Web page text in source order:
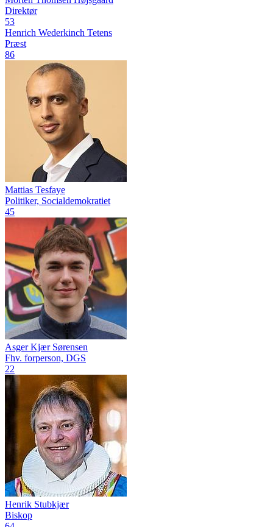
Direktør
53
Henrich Wederkinch Tetens
Præst
86
Mattias Tesfaye
Politiker, Socialdemokratiet
45
Asger Kjær Sørensen
Fhv. forperson, DGS
22
Henrik Stubkjær
Biskop